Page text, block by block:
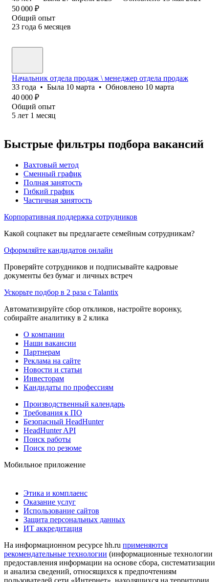
50 000 ₽
Общий опыт
23 года 6 месяцев
Начальник отдела продаж \ менеджер отдела продаж
33 года • Была 10 марта • Обновлено 10 марта
40 000 ₽
Общий опыт
5 лет 1 месяц
Быстрые фильтры подбора вакансий
Вахтовый метод
Сменный график
Полная занятость
Гибкий график
Частичная занятость
Корпоративная поддержка сотрудников
Какой соцпакет вы предлагаете семейным сотрудникам?
Оформляйте кандидатов онлайн
Проверяйте сотрудников и подписывайте кадровые
документы без бумаг и личных встреч
Ускорьте подбор в 2 раза с Talantix
Автоматизируйте сбор откликов, настройте воронку,
собирайте аналитику в 2 клика
О компании
Наши вакансии
Партнерам
Реклама на сайте
Новости и статьи
Инвесторам
Кандидаты по профессиям
Производственный календарь
Требования к ПО
Безопасный HeadHunter
HeadHunter API
Поиск работы
Поиск по резюме
Мобильное приложение
Этика и комплаенс
Оказание услуг
Использование сайтов
Защита персональных данных
ИТ аккредитация
На информационном ресурсе hh.ru применяются
рекомендательные технологии (информационные технологии
предоставления информации на основе сбора, систематизации
и анализа сведений, относящихся к предпочтениям
пользователей сети «Интернет», находящихся на территории